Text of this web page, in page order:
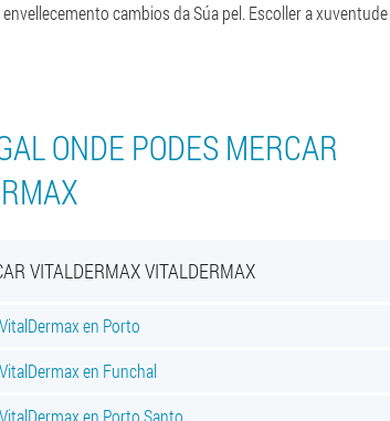
cambios da Súa pel. Escoller a xuventude
ONDE PODES MERCAR
VITALDERMAX VITALDERMAX
VitalDermax en Porto
VitalDermax en Funchal
VitalDermax en Porto Santo